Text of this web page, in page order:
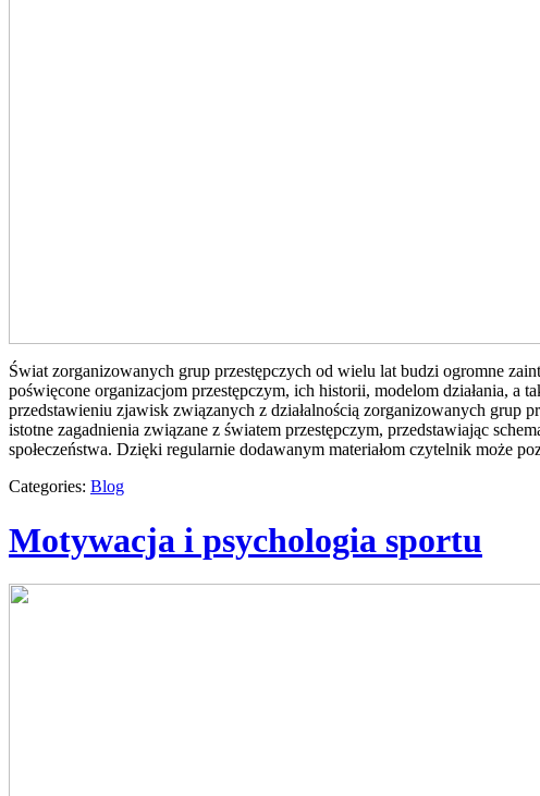
Świat zorganizowanych grup przestępczych od wielu lat budzi ogromne
poświęcone organizacjom przestępczym, ich historii, modelom działania, a
przedstawieniu zjawisk związanych z działalnością zorganizowanych grup
istotne zagadnienia związane z światem przestępczym, przedstawiając
społeczeństwa. Dzięki regularnie dodawanym materiałom czytelnik może
Categories: Blog
Motywacja i psychologia sportu